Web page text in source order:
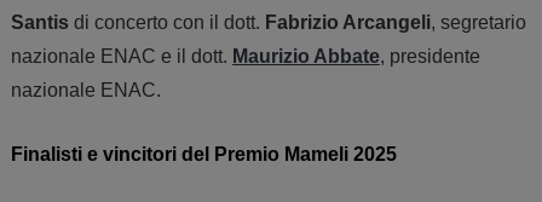
Santis di concerto con il dott. Fabrizio Arcangeli, segretario
nazionale ENAC e il dott. Maurizio Abbate, presidente
nazionale ENAC.
Finalisti e vincitori del Premio Mameli 2025